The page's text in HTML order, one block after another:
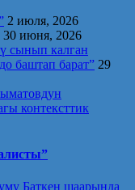
2 июля, 2026
30 июня, 2026
сынып калган
баштап барат” 29
контексттик
Баткен шаарында